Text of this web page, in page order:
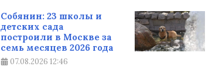
Собянин: 23 школы и
детских сада
построили в Москве за
семь месяцев 2026 года
07.08.2026 12:46